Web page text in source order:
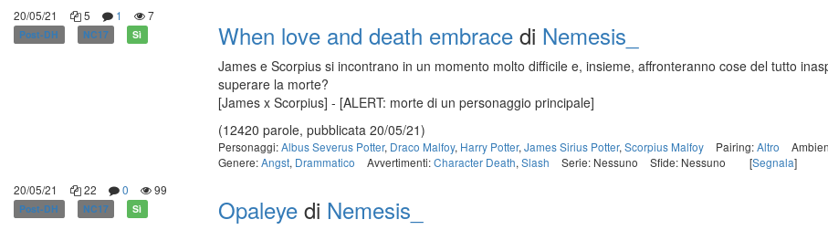
20/05/21
5 1 7
Post-DH NC17 Sì When love and death embrace di Nemesis_
James e Scorpius si incontrano in un momento molto difficile e, insieme, affronteranno cose del tutto
superare la morte?
[James x Scorpius] - [ALERT: morte di un personaggio principale]
(12420 parole, pubblicata 20/05/21)
Personaggi:Albus Severus Potter, Draco Malfoy, Harry Potter, James Sirius Potter, Scorpius Malfoy Pairing:Altro
Genere:Angst, Drammatico Avvertimenti:Character Death, Slash Serie: Nessuno Sfide: Nessuno [Segnala]
20/05/21
22 0 99
Post-DH NC17 Sì Opaleye di Nemesis_